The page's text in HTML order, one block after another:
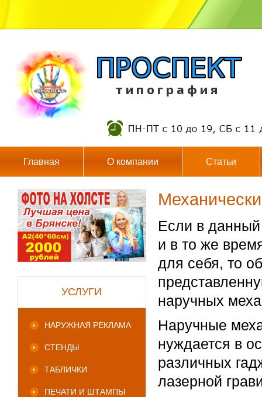
т и п о г р а ф и я
Главная О компании Статьи
УСЛУГИ
НАРУЖНАЯ РЕКЛАМА
СТЕНДЫ
ТАБЛИЧКИ
ПЕЧАТИ И ШТАМПЫ
Если в
и в то же
для себя, то
наручных
Наручные
нуждается в
различных
лазерной